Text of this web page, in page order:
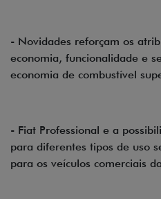
- Novidades reforçam os
economia, funcionalidade e
economia de combustível
- Fiat Professional e a
para diferentes tipos de uso
para os veículos comerciais